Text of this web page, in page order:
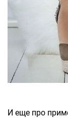
И еще про